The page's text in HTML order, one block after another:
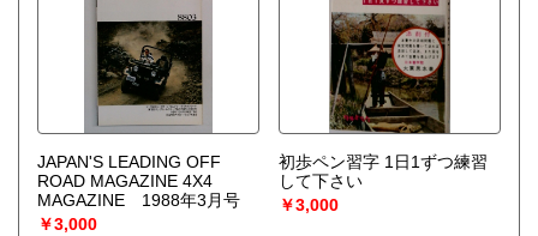
JAPAN'S LEADING OFF
ROAD MAGAZINE 4X4
MAGAZINE 1988年3月号
￥3,000
初歩ペン習字 1日1ずつ練習
して下さい
￥3,000